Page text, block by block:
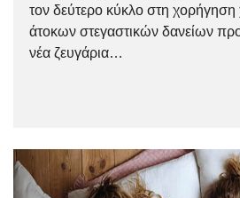
τον δεύτερο κύκλο στη
άτοκων στεγαστικών δανείων
νέα ζευγάρια…